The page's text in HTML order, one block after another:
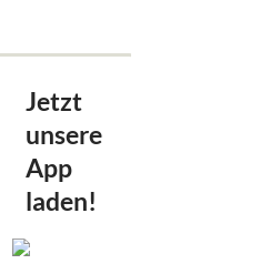
Jetzt
unsere
App
laden!